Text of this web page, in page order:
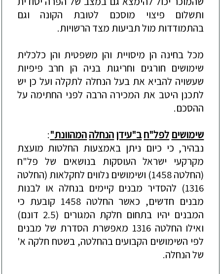
ותשלום פיצוי מוסכם לטובת הקונה וגם
בהתמודדות מולתביעות מצד הרשויות.
מכל בחינה הן מיסויית והן משפטית והן כלכלית
שימושים חורגים וחריגות בניה הן חרב פיפיות
שעשויה להביא אתבעל הנחלה לתקלה ועל כן יש
לתכנן היטב את המכירה הרבה לפני החתימה על
ההסכם.
שימושים לפל"חב"עידןהנחלההמהוונת"
:
נבהיר, כי כיום ניתן באמצעות החלטות מועצת
מקרקעי ישראל העוסקותבנושאים של פל"ח
(החלטה1458) ושימושים נלווים לחקלאות (החלטה
1316)
להסדיר מבנים קיימיםבנחלה או לבנות
מבנים חדשים, כאשר החלטה1458 קובעת כי
המבנים יהיו בתחום חלקת המגורים (2.5 דונם)
ואילו החלטה1316 מאפשרת הסדרת של מבנים
לפי השימושים הקבועיםבהחלטה,בשטח חלקה א'
שלהנחלה.